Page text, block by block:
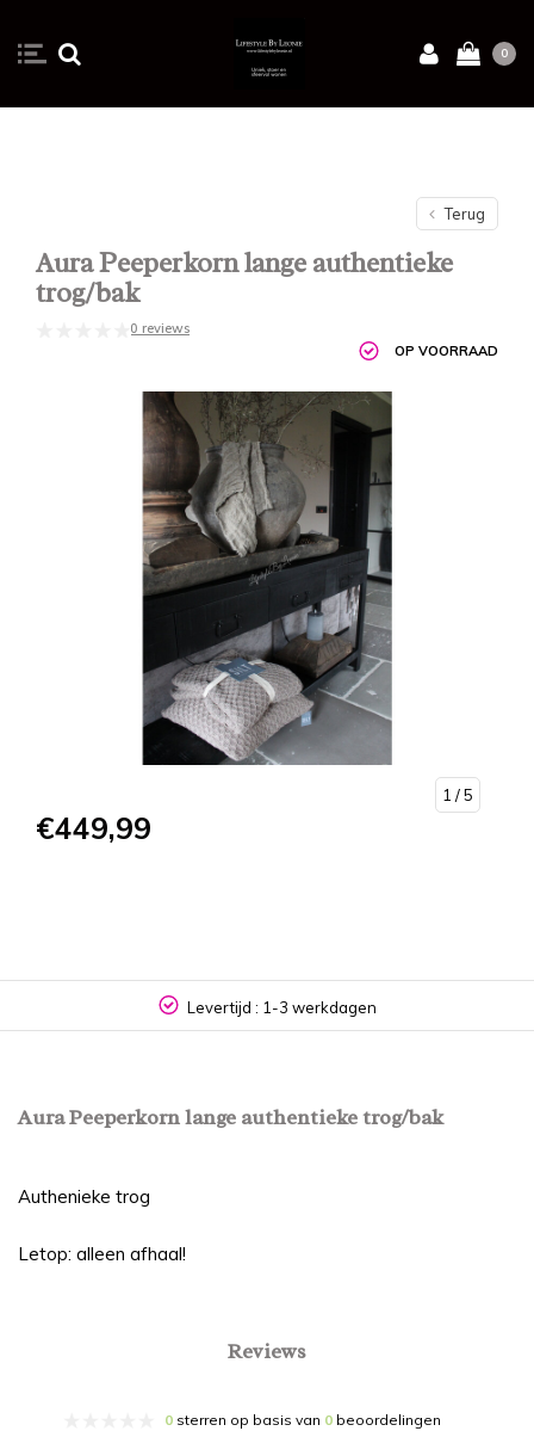
0
Terug
Aura Peeperkorn lange authentieke
trog/bak
0 reviews
OP VOORRAAD
1 / 5
€449,99
Levertijd : 1-3 werkdagen
Aura Peeperkorn lange authentieke trog/bak
Authenieke trog
Letop: alleen afhaal!
Reviews
0 sterren op basis van 0 beoordelingen